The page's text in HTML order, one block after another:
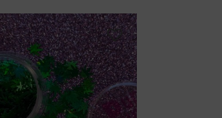
ADICIONAR AO CARRINHO